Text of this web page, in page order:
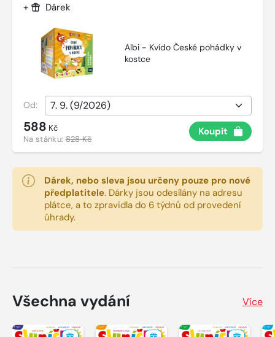
+ Dárek
Albi - Kvído České pohádky v
kostce
Od:
588 Kč
Na stánku:828 Kč
Koupit
Dárek, nebo sleva jsou určeny pouze pro nové
předplatitele. Dárky jsou odesílány na adresu
plátce, a to zpravidla do 6 týdnů od provedení
úhrady.
Všechna vydání Více